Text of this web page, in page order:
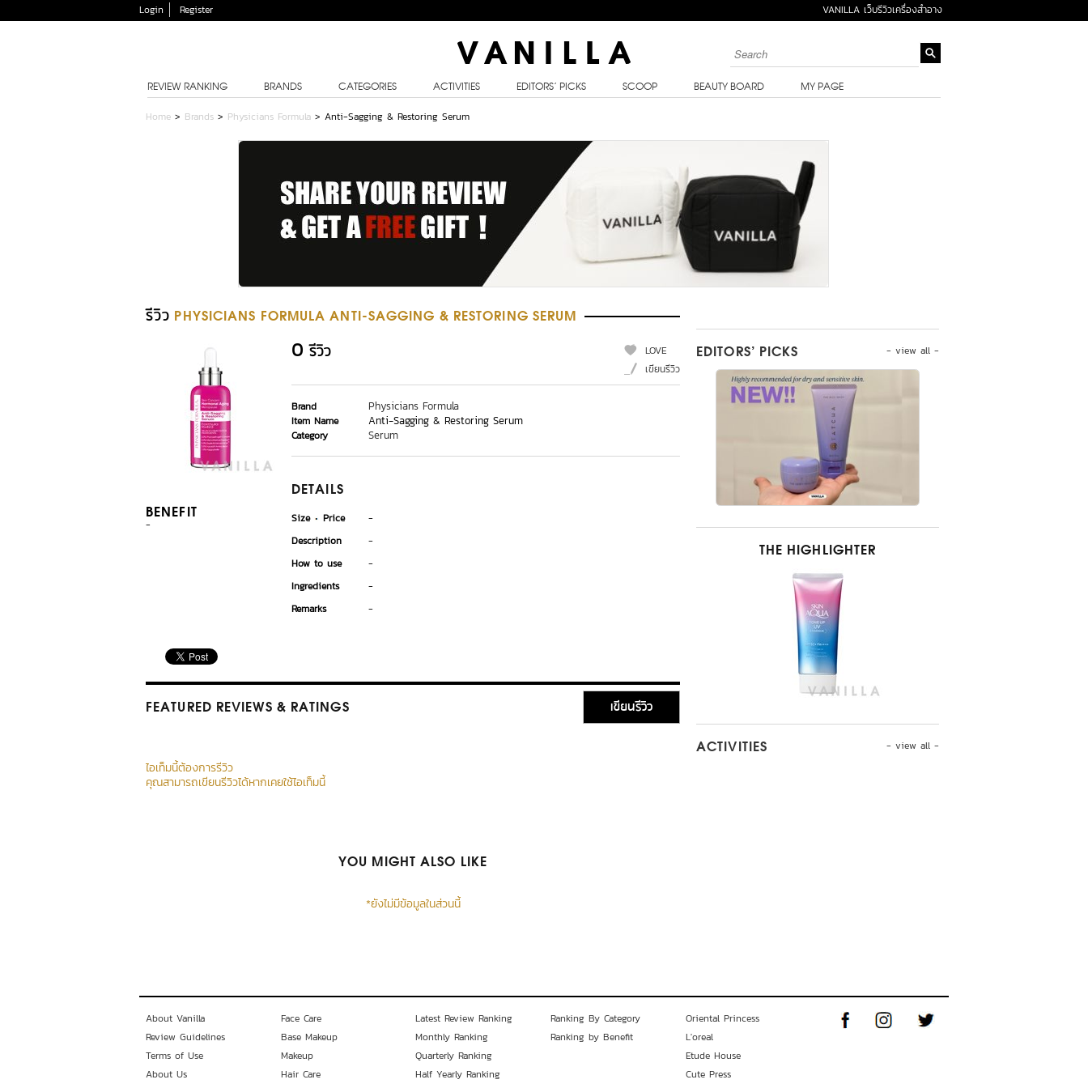
Login Register VANILLA เว็บรีวิวเครื่องสำอาง
REVIEW RANKING BRANDS CATEGORIES ACTIVITIES EDITORS’ PICKS SCOOP BEAUTY BOARD MY PAGE
Home > Brands > Physicians Formula > Anti-Sagging & Restoring Serum
รีวิว PHYSICIANS FORMULA ANTI-SAGGING & RESTORING SERUM
BENEFIT
-
0 รีวิว
LOVE
เขียนรีวิว
Brand Physicians Formula
Item Name Anti-Sagging & Restoring Serum
Category Serum
DETAILS
Size Price
-
Description
-
How to use
-
Ingredients
-
Remarks
-
FEATURED REVIEWS & RATINGS เขียนรีวิว
ไอเท็มนี้ต้องการรีวิว
คุณสามารถเขียนรีวิวได้หากเคยใช้ไอเท็มนี้
YOU MIGHT ALSO LIKE
*ยังไม่มีข้อมูลในส่วนนี้
- view all -
EDITORS’ PICKS
THE HIGHLIGHTER
- view all -
ACTIVITIES
About Vanilla
Review Guidelines
Terms of Use
About Us
Face Care
Base Makeup
Makeup
Hair Care
Latest Review Ranking
Monthly Ranking
Quarterly Ranking
Half Yearly Ranking
Ranking By Category
Ranking by Benefit
Oriental Princess
L'oreal
Etude House
Cute Press